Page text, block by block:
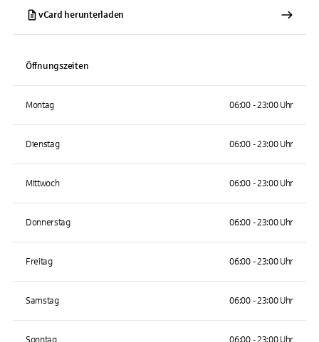
vCard herunterladen
Öffnungszeiten
Montag 06:00 - 23:00 Uhr
Dienstag 06:00 - 23:00 Uhr
Mittwoch 06:00 - 23:00 Uhr
Donnerstag 06:00 - 23:00 Uhr
Freitag 06:00 - 23:00 Uhr
Samstag 06:00 - 23:00 Uhr
Sonntag 06:00 - 23:00 Uhr